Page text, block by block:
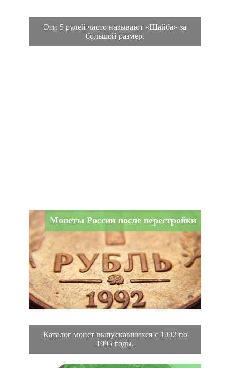
Эти 5 рулей часто называют «Шайба» за
большой размер.
Монеты России после перестройки
Каталог монет выпускавшихся с 1992 по
1995 годы.